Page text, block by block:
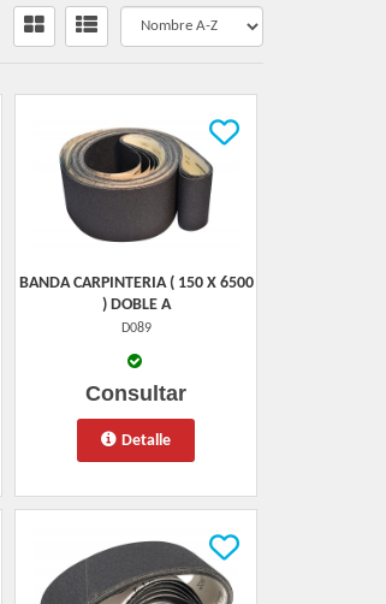
BANDA CARPINTERIA ( 150 X 6500
) DOBLE A
D089
Consultar
Detalle